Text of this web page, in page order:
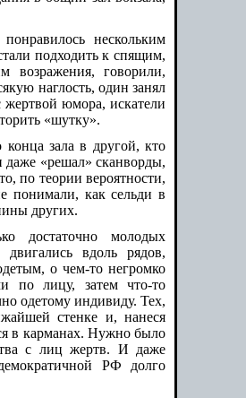
нескольким
подходить к спящим,
говорили,
наглость, один занял
юмора, искатели
«шутку».
конца зала в другой, кто
даже «решал» сканворды,
по теории вероятности,
понимали, как сельди в
других.
достаточно молодых
вдоль рядов,
о чем-то негромко
по лицу, затем что-то
одетому индивиду. Тех,
стенке и, нанеся
в карманах. Нужно было
с лиц жертв. И даже
РФ долго